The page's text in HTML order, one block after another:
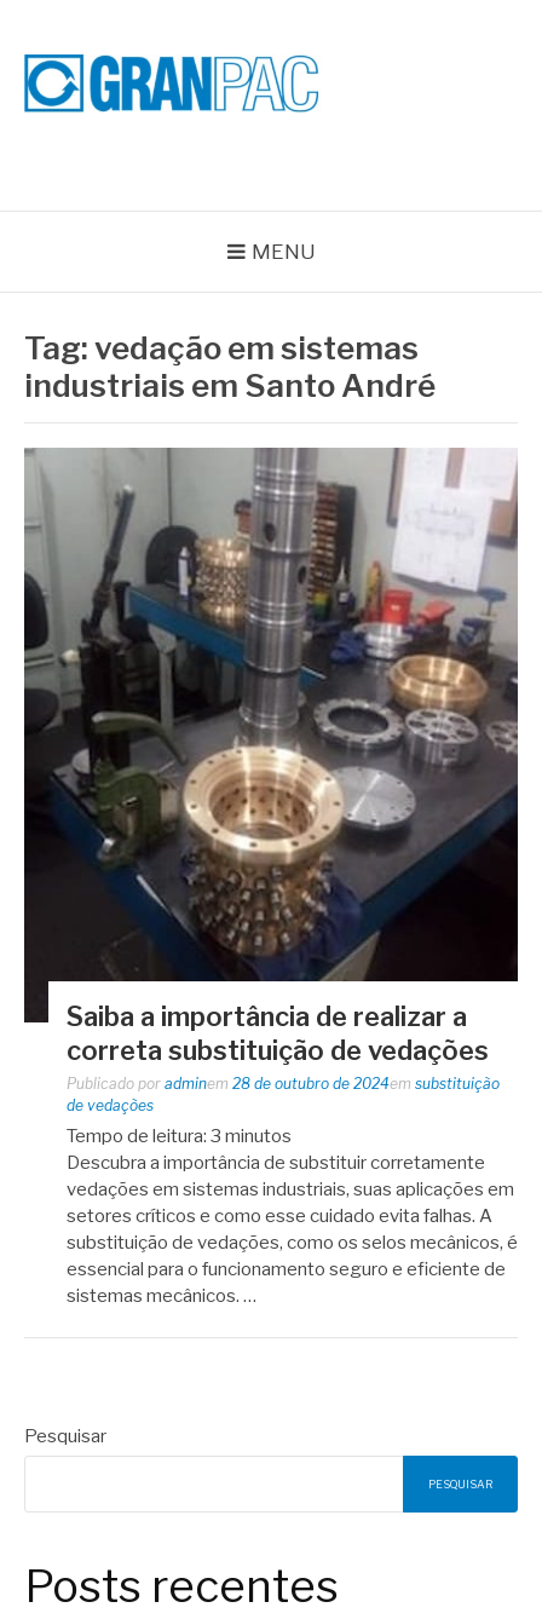
conteúdo
MENU
Tag:vedação em sistemas
industriais em Santo André
Saiba a importância de realizar a
correta substituição de vedações
Publicado por adminem 28 de outubro de 2024em substituição
de vedações
Tempo de leitura: 3 minutos
Descubra a importância de substituir corretamente
vedações em sistemas industriais, suas aplicações em
setores críticos e como esse cuidado evita falhas. A
substituição de vedações, como os selos mecânicos, é
essencial para o funcionamento seguro e eficiente de
sistemas mecânicos. …
Pesquisar
PESQUISAR
Posts recentes